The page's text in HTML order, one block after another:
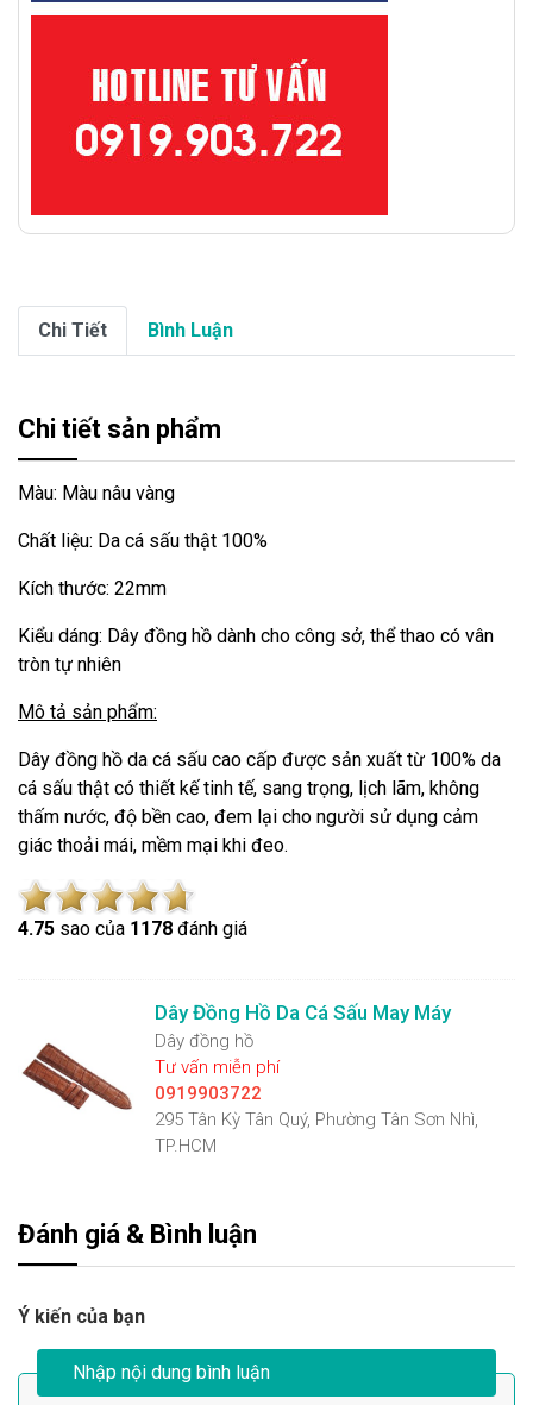
Chi Tiết Bình Luận
Chi tiết sản phẩm
Màu: Màu nâu vàng
Chất liệu: Da cá sấu thật 100%
Kích thước: 22mm
Kiểu dáng: Dây đồng hồ dành cho công sở, thể thao có vân
tròn tự nhiên
Mô tả sản phẩm:
Dây đồng hồ da cá sấu cao cấp được sản xuất từ 100% da
cá sấu thật có thiết kế tinh tế, sang trọng, lịch lãm, không
thấm nước, độ bền cao, đem lại cho người sử dụng cảm
giác thoải mái, mềm mại khi đeo.
4.75 sao của 1178 đánh giá
Dây Đồng Hồ Da Cá Sấu May Máy
Dây đồng hồ
Tư vấn miễn phí
0919903722
295 Tân Kỳ Tân Quý, Phường Tân Sơn Nhì,
TP.HCM
Đánh giá & Bình luận
Ý kiến của bạn
Nhập nội dung bình luận